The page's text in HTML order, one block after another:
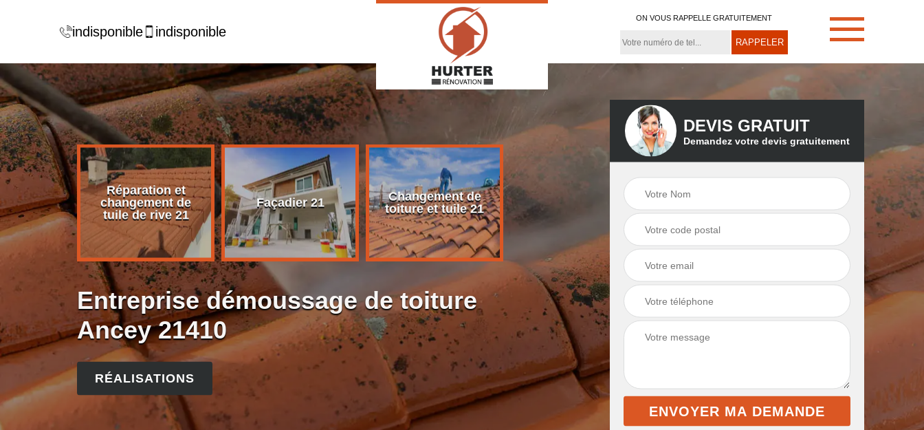
indisponible indisponible
ON VOUS RAPPELLE GRATUITEMENT
de
21
Réparation et
changement de
tuile de rive 21
Façadier 21
Changement de
toiture et tuile 21
Démoussage de
toiture 21
Couvreur zingueur
Entreprise démoussage de toiture
Ancey 21410
RÉALISATIONS
DEVIS GRATUIT
Demandez votre devis gratuitement